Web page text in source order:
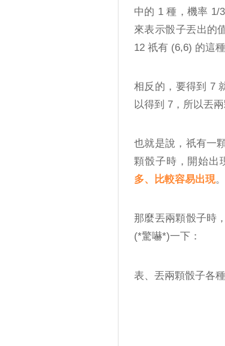
中的 1 種，機率 1/
來表示骰子丟出的
12 祇有 (6,6) 的這
相反的，要得到 7
以得到 7，所以丟
也就是說，祇有一
顆骰子時，開始出
多、比較容易出現。
那麼丟兩顆骰子時
(*驚嚇*)一下：
表、丟兩顆骰子各